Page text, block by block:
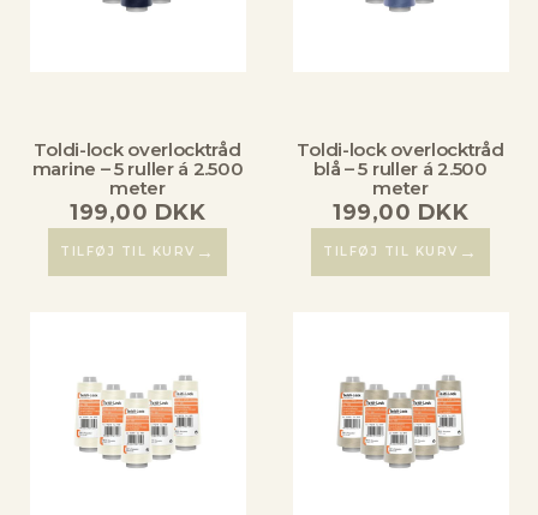
Toldi-lock overlocktråd
marine – 5 ruller á 2.500
meter
199,00 DKK
TILFØJ TIL KURV →
Toldi-lock overlocktråd
blå – 5 ruller á 2.500
meter
199,00 DKK
TILFØJ TIL KURV →